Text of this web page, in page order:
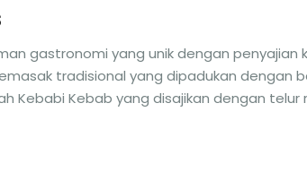
gastronomi yang unik dengan penyajian
tradisional yang dipadukan dengan
Kebabi Kebab yang disajikan dengan telur